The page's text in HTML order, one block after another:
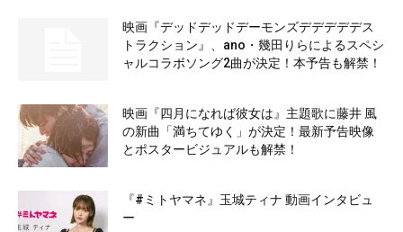
映画『デッドデッドデーモンズデデデデデス
トラクション』、ano・幾田りらによるスペシ
ャルコラボソング2曲が決定！本予告も解禁！
映画『四月になれば彼女は』主題歌に藤井 風
の新曲「満ちてゆく」が決定！最新予告映像
とポスタービジュアルも解禁！
『#ミトヤマネ』玉城ティナ 動画インタビュ
ー